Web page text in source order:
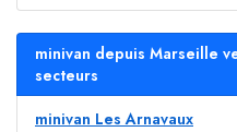
minivan depuis Marseille
secteurs
minivan Les Arnavaux